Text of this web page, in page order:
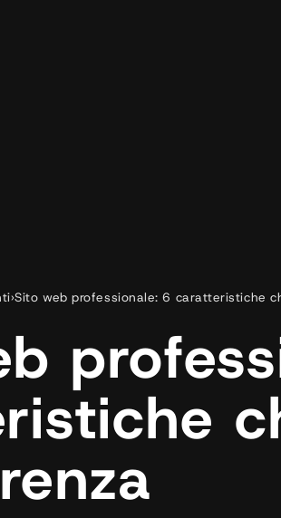
›Sito web professionale: 6 caratteristiche